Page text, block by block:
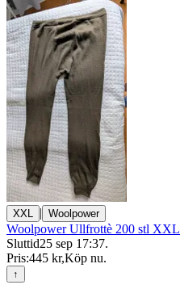
XXL | Woolpower
Woolpower Ullfrottè 200 stl XXL
Sluttid25 sep 17:37.
Pris:445 kr,Köp nu.
↑